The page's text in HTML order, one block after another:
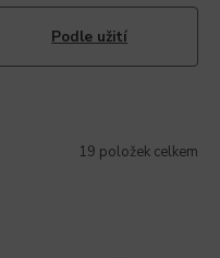
Podle užití
19 položek celkem